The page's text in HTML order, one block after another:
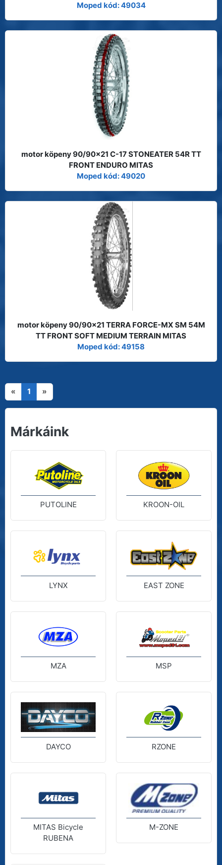
Moped kód: 49034
motor köpeny 90/90x21 C-17 STONEATER 54R TT
FRONT ENDURO MITAS
Moped kód: 49020
motor köpeny 90/90x21 TERRA FORCE-MX SM 54M
TT FRONT SOFT MEDIUM TERRAIN MITAS
Moped kód: 49158
« 1 »
Márkáink
PUTOLINE KROON-OIL
LYNX EAST ZONE
MZA MSP
DAYCO RZONE
MITAS Bicycle
RUBENA
M-ZONE